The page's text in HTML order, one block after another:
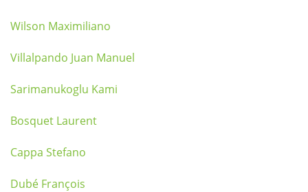
Wilson Maximiliano
Villalpando Juan Manuel
Sarimanukoglu Kami
Bosquet Laurent
Cappa Stefano
Dubé François